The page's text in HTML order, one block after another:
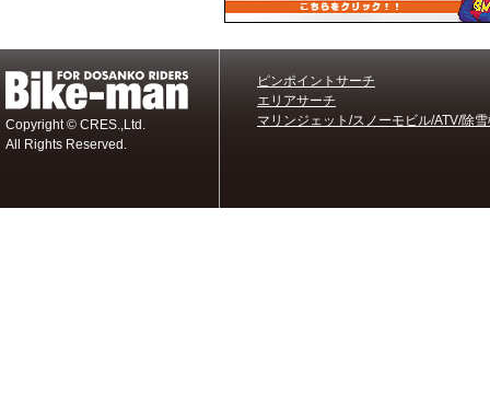
Copyright © CRES.,Ltd.
All Rights Reserved.
ピンポイントサーチ
エリアサーチ
マリンジェット/スノーモビル/ATV/除